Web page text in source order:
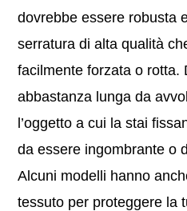
dovrebbe essere robusta
serratura di alta qualità
facilmente forzata o rotta.
abbastanza lunga da
l’oggetto a cui la stai
da essere ingombrante o
Alcuni modelli hanno
tessuto per proteggere la